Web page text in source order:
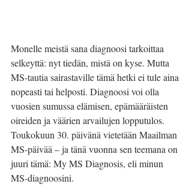
Monelle meistä sana diagnoosi tarkoittaa
selkeyttä: nyt tiedän, mistä on kyse. Mutta
MS-tautia sairastaville tämä hetki ei tule aina
nopeasti tai helposti. Diagnoosi voi olla
vuosien sumussa elämisen, epämääräisten
oireiden ja väärien arvailujen lopputulos.
Toukokuun 30. päivänä vietetään Maailman
MS-päivää – ja tänä vuonna sen teemana on
juuri tämä: My MS Diagnosis, eli minun
MS-diagnoosini.